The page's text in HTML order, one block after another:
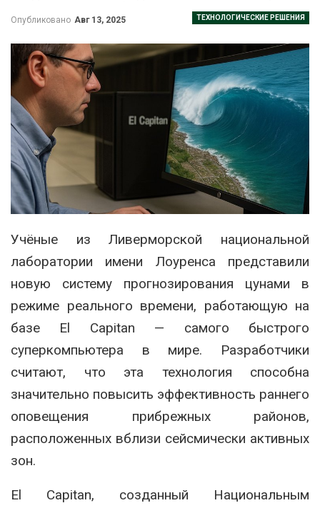
ТЕХНОЛОГИЧЕСКИЕ РЕШЕНИЯ
Опубликовано Авг 13, 2025
Учёные из Ливерморской национальной
лаборатории имени Лоуренса представили
новую систему прогнозирования цунами в
режиме реального времени, работающую на
базе El Capitan — самого быстрого
суперкомпьютера в мире. Разработчики
считают, что эта технология способна
значительно повысить эффективность раннего
оповещения прибрежных районов,
расположенных вблизи сейсмически активных
зон.
El Capitan, созданный Национальным